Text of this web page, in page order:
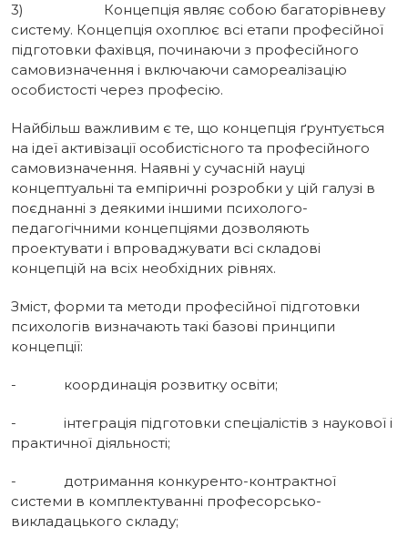
3) Концепція являє собою багаторівневу
систему. Концепція охоплює вci етапи професійної
підготовки фахівця, починаючи з професійного
самовизначення i включаючи самореалізацію
особистості через професію.
Найбільш важливим є те, що концепція ґрунтується
на ідеї активізації особистісного та професійного
самовизначення. Наявні у сучасній науці
концептуальні та емпіричні розробки у цій галузі в
поєднанні з деякими іншими психолого-
педагогічними концепціями дозволяють
проектувати i впроваджувати вci складові
концепцій на вcix необхідних рівнях.
Зміст, форми та методи професійної підготовки
психологів визначають такі базові принципи
концепції:
- координація розвитку освіти;
- інтеграція підготовки спеціалістів з наукової i
практичної діяльності;
- дотримання конкуренто-контрактної
системи в комплектуванні професорсько-
викладацького складу;